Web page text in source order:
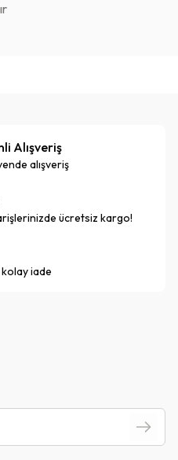
Alışveriş
alışveriş
ücretsiz kargo!
iade